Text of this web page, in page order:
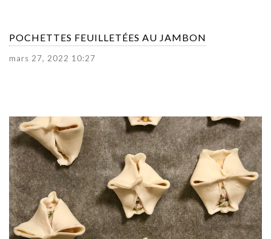
POCHETTES FEUILLETÉES AU JAMBON
mars 27, 2022 10:27